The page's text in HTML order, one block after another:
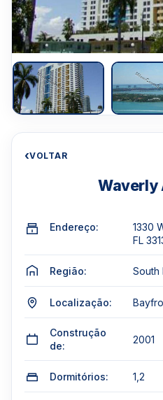
‹VOLTAR
Waverly
Endereço:
1330
FL
Região: South
Localização:
Construção
de:
2001
Dormitórios: 1,2